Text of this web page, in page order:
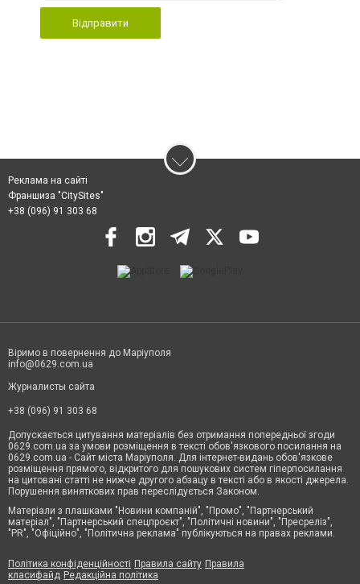
Відправити
Реклама на сайті
Франшиза "CitySites"
+38 (096) 91 303 68
Віримо в повернення до Маріуполя
info@0629.com.ua
Журналисты сайта
+38 (096) 91 303 68
Допускається цитування матеріалів без отримання попередньої згоди
0629.com.ua за умови розміщення в тексті обов'язкового посилання на
0629.com.ua - Сайт міста Маріуполя. Для інтернет-видань обов'язкове
розміщення прямого, відкритого для пошукових систем гіперпосилання
на цитовані статті не нижче другого абзацу в тексті або в якості джерела.
Порушення виняткових прав переслідується Законом.
Матеріали з плашками "Новини компаній", "Промо", "Партнерський
матеріал", "Партнерський спецпроєкт", "Політичні новини", "Пресреліз",
"PR", "Офіційно", "Політична реклама" публікуються на правах реклами.
Політика конфіденційності Правила сайту Правила
класифайд Редакційна політика